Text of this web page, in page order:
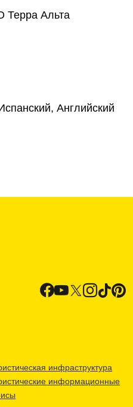
Терра Альта
Английский
инфраструктура
информационные